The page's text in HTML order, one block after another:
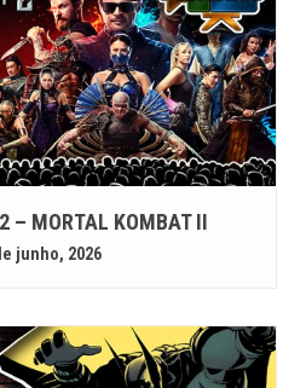
– MORTAL KOMBAT II
junho, 2026